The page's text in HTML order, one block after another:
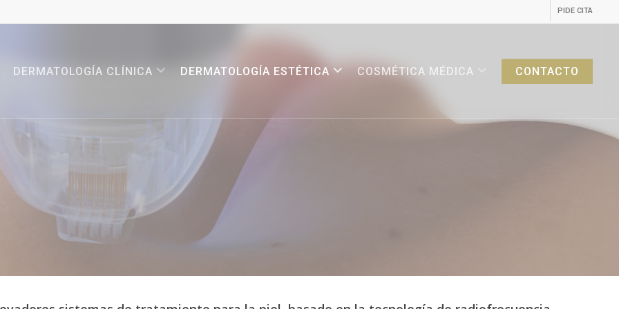
PIDE CITA
DERMATOLOGÍA CLÍNICA DERMATOLOGÍA ESTÉTICA COSMÉTICA MÉDICA CONTACTO